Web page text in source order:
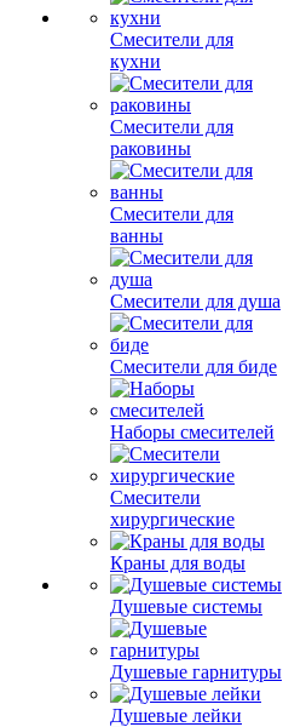
Смесители для
кухни
Смесители для
раковины
Смесители для
ванны
Смесители для душа
Смесители для биде
Наборы смесителей
Смесители
хирургические
Краны для воды
Душевые системы
Душевые гарнитуры
Душевые лейки